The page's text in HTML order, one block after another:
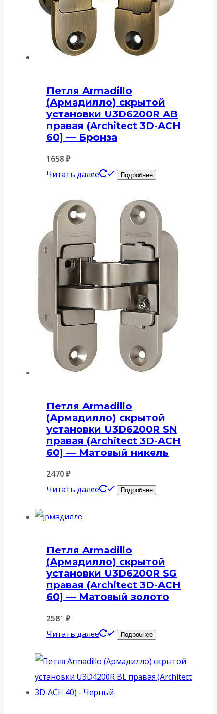
Петля Armadillo
(Армадилло) скрытой
установки U3D6200R AB
правая (Architect 3D-ACH
60) — Бронза
1658₽
Читать далее
Подробнее
Петля Armadillo
(Армадилло) скрытой
установки U3D6200R SN
правая (Architect 3D-ACH
60) — Матовый никель
2470₽
Читать далее
Подробнее
Петля Armadillo
(Армадилло) скрытой
установки U3D6200R SG
правая (Architect 3D-ACH
60) — Матовый золото
2581 ₽
Читать далее
Подробнее